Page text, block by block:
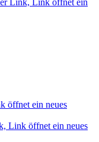
Link, Link öffnet ein
öffnet ein neues
Link öffnet ein neues